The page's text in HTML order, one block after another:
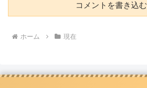
コメントを書き込む
ホーム 現在